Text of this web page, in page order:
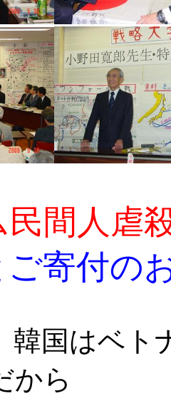
間人虐
ご寄付の
韓国はベト
から